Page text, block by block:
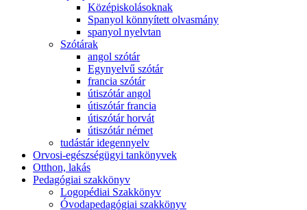
Középiskolásoknak
Spanyol könnyített olvasmány
spanyol nyelvtan
Szótárak
angol szótár
Egynyelvű szótár
francia szótár
útiszótár angol
útiszótár francia
útiszótár horvát
útiszótár német
tudástár idegennyelv
Orvosi-egészségügyi tankönyvek
Otthon, lakás
Pedagógiai szakkönyv
Logopédiai Szakkönyv
Óvodapedagógiai szakkönyv